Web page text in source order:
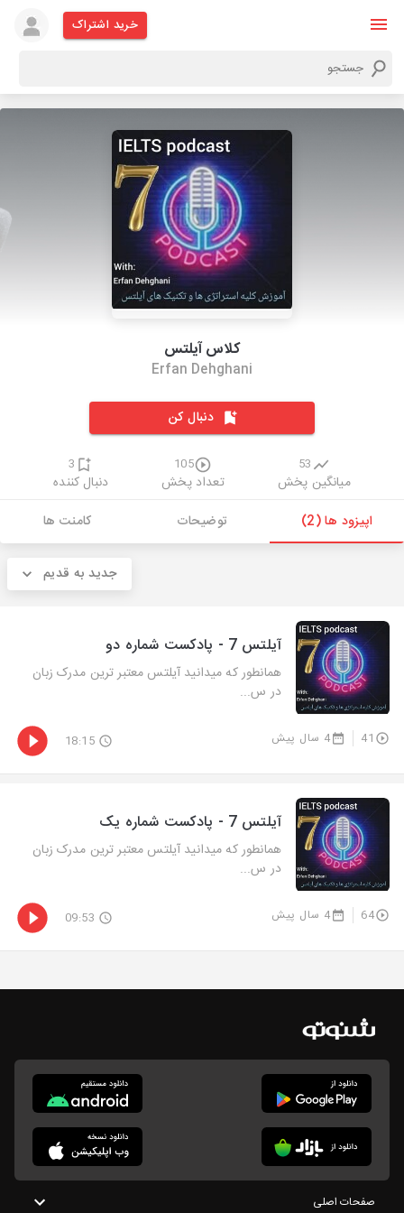
خرید اشتراک
کلاس آیلتس
Erfan Dehghani
دنبال کن
53
میانگین پخش
105
تعداد پخش
3
دنبال کننده
اپیزود ها (2)
توضیحات کامنت ها
جدید به قدیم
آیلتس 7 - پادکست شماره دو
همانطور که میدانید آیلتس معتبر ترین مدرک زبان
در س...
41 4 سال پیش 18:15
آیلتس 7 - پادکست شماره یک
همانطور که میدانید آیلتس معتبر ترین مدرک زبان
در س...
64 4 سال پیش 09:53
صفحات اصلی